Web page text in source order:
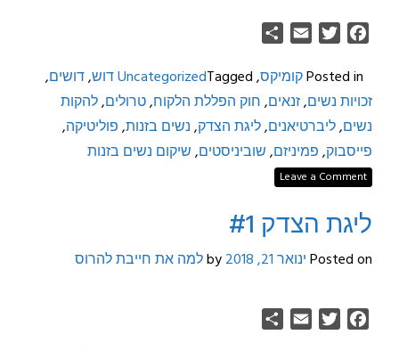
Facebook
Twitter
Email
Posted inקומיקס,
UncategorizedTagged דוש,דושים,
זכויות נשים,זנאים,חוק הפללת הלקוח,טרולים,להקות
נשים,ליברטיאנים,ליגת הצדק,נשים בזנות,פוליטיקה,
פייסבוק,פמיניזם,שוביניסטים,שיקום נשים בזנות
Leave a Comment
ליגת הצדק #1
Posted onינואר 21, 2018 למה את חייבת להרוס
Facebook
Twitter
Email